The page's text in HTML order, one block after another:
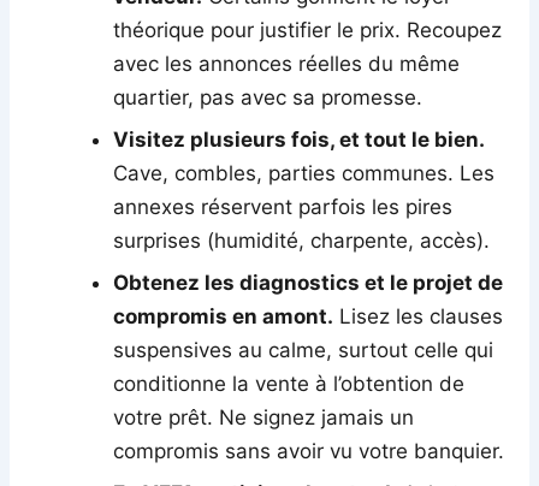
théorique pour justifier le prix. Recoupez
avec les annonces réelles du même
quartier, pas avec sa promesse.
Visitez plusieurs fois, et tout le bien.
Cave, combles, parties communes. Les
annexes réservent parfois les pires
surprises (humidité, charpente, accès).
Obtenez les diagnostics et le projet de
compromis en amont. Lisez les clauses
suspensives au calme, surtout celle qui
conditionne la vente à l’obtention de
votre prêt. Ne signez jamais un
compromis sans avoir vu votre banquier.